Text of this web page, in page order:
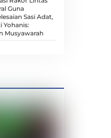
Guna
Sasi Adat,
Yohanis:
Musyawarah